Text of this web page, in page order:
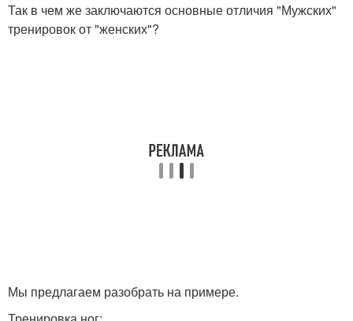
Так в чем же заключаются основные отличия "Мужских"
тренировок от "женских"?
Мы предлагаем разобрать на примере.